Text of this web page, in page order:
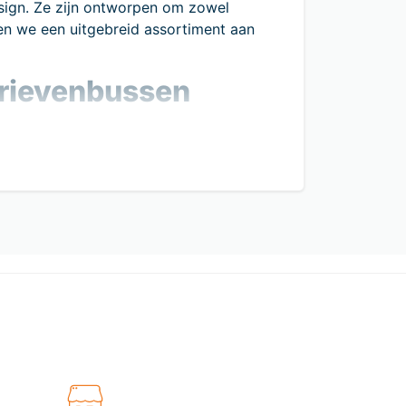
Ze zijn ontworpen om zowel
we een uitgebreid assortiment aan